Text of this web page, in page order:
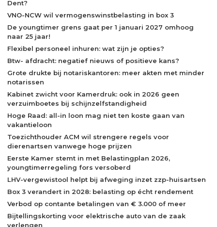
Dent?
VNO-NCW wil vermogenswinstbelasting in box 3
De youngtimer grens gaat per 1 januari 2027 omhoog
naar 25 jaar!
Flexibel personeel inhuren: wat zijn je opties?
Btw- afdracht: negatief nieuws of positieve kans?
Grote drukte bij notariskantoren: meer akten met minder
notarissen
Kabinet zwicht voor Kamerdruk: ook in 2026 geen
verzuimboetes bij schijnzelfstandigheid
Hoge Raad: all-in loon mag niet ten koste gaan van
vakantieloon
Toezichthouder ACM wil strengere regels voor
dierenartsen vanwege hoge prijzen
Eerste Kamer stemt in met Belastingplan 2026,
youngtimerregeling fors versoberd
LHV-vergewistool helpt bij afweging inzet zzp-huisartsen
Box 3 verandert in 2028: belasting op écht rendement
Verbod op contante betalingen van € 3.000 of meer
Bijtellingskorting voor elektrische auto van de zaak
verlengen